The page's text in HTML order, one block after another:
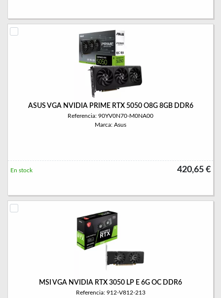
ASUS VGA NVIDIA PRIME RTX 5050 O8G 8GB DDR6
Referencia: 90YV0N70-M0NA00
Marca: Asus
420,65 €
En stock
MSI VGA NVIDIA RTX 3050 LP E 6G OC DDR6
Referencia: 912-V812-213